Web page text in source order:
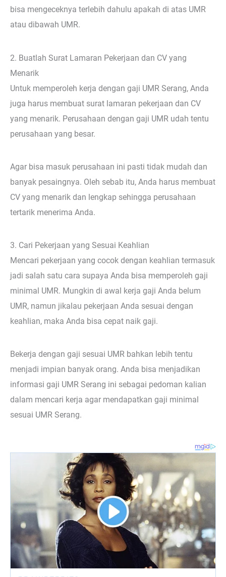
bisa mengeceknya terlebih dahulu apakah di atas UMR
atau dibawah UMR.
2. Buatlah Surat Lamaran Pekerjaan dan CV yang
Menarik
Untuk memperoleh kerja dengan gaji UMR Serang, Anda
juga harus membuat surat lamaran pekerjaan dan CV
yang menarik. Perusahaan dengan gaji UMR udah tentu
perusahaan yang besar.
Agar bisa masuk perusahaan ini pasti tidak mudah dan
banyak pesaingnya. Oleh sebab itu, Anda harus membuat
CV yang menarik dan lengkap sehingga perusahaan
tertarik menerima Anda.
3. Cari Pekerjaan yang Sesuai Keahlian
Mencari pekerjaan yang cocok dengan keahlian termasuk
jadi salah satu cara supaya Anda bisa memperoleh gaji
minimal UMR. Mungkin di awal kerja gaji Anda belum
UMR, namun jikalau pekerjaan Anda sesuai dengan
keahlian, maka Anda bisa cepat naik gaji.
Bekerja dengan gaji sesuai UMR bahkan lebih tentu
menjadi impian banyak orang. Anda bisa menjadikan
informasi gaji UMR Serang ini sebagai pedoman kalian
dalam mencari kerja agar mendapatkan gaji minimal
sesuai UMR Serang.